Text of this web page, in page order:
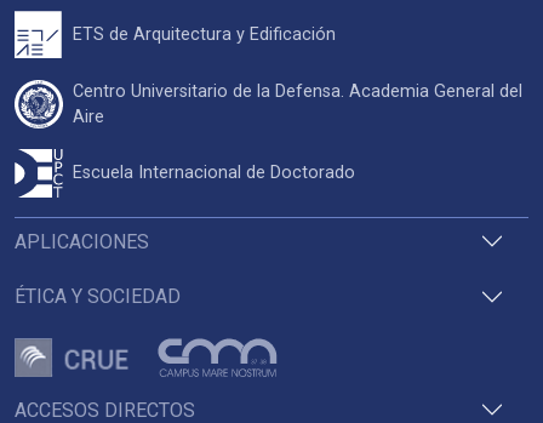
ACCESOS DIRECTOS
APLICACIONES
ÉTICA Y SOCIEDAD
ETS de Arquitectura y Edificación
Centro Universitario de la Defensa. Academia General del
Aire
Escuela Internacional de Doctorado